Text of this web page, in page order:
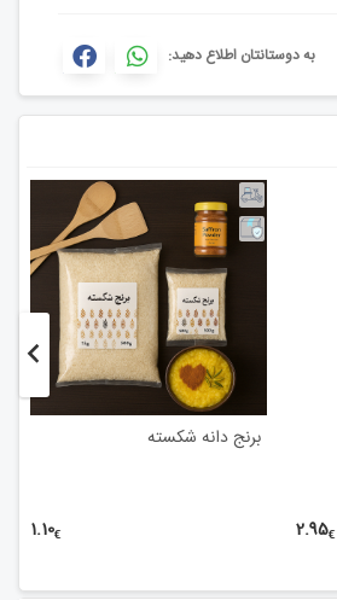
به دوستانتان اطلاع دهید:
2.95€
برنج دانه شکسته
1.10€